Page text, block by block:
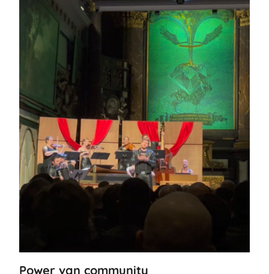
Power van community